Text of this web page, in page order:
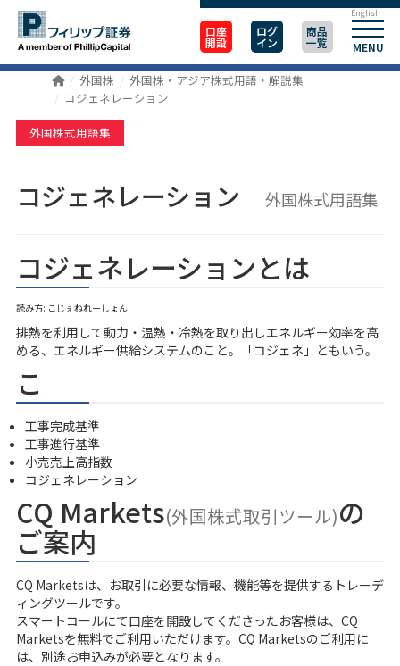
口座
開設
ログ
イン
商品
一覧 MENU
English
外国株
外国株・アジア株式用語・解説集
コジェネレーション
外国株式用語集
コジェネレーション 外国株式用語集
コジェネレーションとは
読み方: こじぇねれーしょん
排熱を利用して動力・温熱・冷熱を取り出しエネルギー効率を高
める、エネルギー供給システムのこと。「コジェネ」ともいう。
こ
工事完成基準
工事進行基準
小売売上高指数
コジェネレーション
CQ Markets(外国株式取引ツール)の
ご案内
CQ Marketsは、お取引に必要な情報、機能等を提供するトレーデ
ィングツールです。
スマートコールにて口座を開設してくださったお客様は、CQ
Marketsを無料でご利用いただけます。CQ Marketsのご利用に
は、別途お申込みが必要となります。